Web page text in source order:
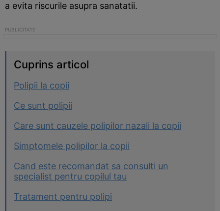
a evita riscurile asupra sanatatii.
Cuprins articol
Polipii la copii
Ce sunt polipii
Care sunt cauzele polipilor nazali la copii
Simptomele polipilor la copii
Cand este recomandat sa consulti un
specialist pentru copilul tau
Tratament pentru polipi